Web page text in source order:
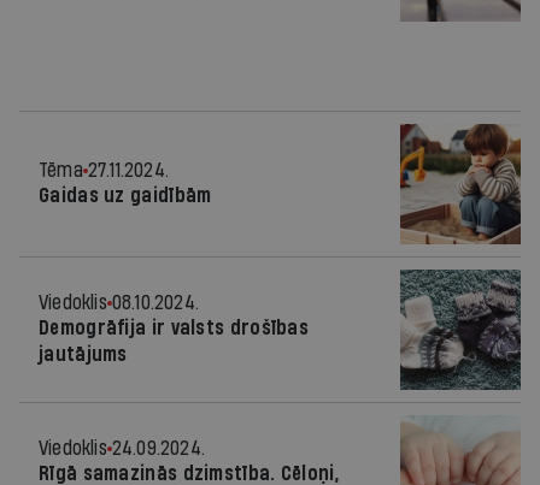
Tēma 27.11.2024.
Gaidas uz gaidībām
Viedoklis 08.10.2024.
Demogrāfija ir valsts drošības
jautājums
Viedoklis 24.09.2024.
Rīgā samazinās dzimstība. Cēloņi,